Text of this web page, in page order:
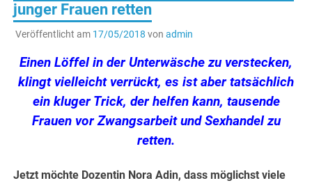
junger Frauen retten
Veröffentlicht am 17/05/2018 von admin
Einen Löffel in der Unterwäsche zu verstecken,
klingt vielleicht verrückt, es ist aber tatsächlich
ein kluger Trick, der helfen kann, tausende
Frauen vor Zwangsarbeit und Sexhandel zu
retten.
Jetzt möchte Dozentin Nora Adin, dass möglichst viele